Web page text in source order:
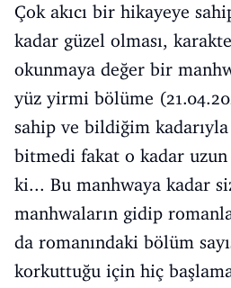
Çok akıcı bir hikayeye
kadar güzel olması,
okunmaya değer bir
yüz yirmi bölüme
sahip ve bildiğim
bitmedi fakat o kadar
ki... Bu manhwaya kadar
manhwaların gidip
da romanındaki bölüm
korkuttuğu için hiç